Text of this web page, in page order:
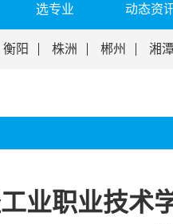
选专业 动态资
衡阳 株洲 郴州 湘
业职业技术